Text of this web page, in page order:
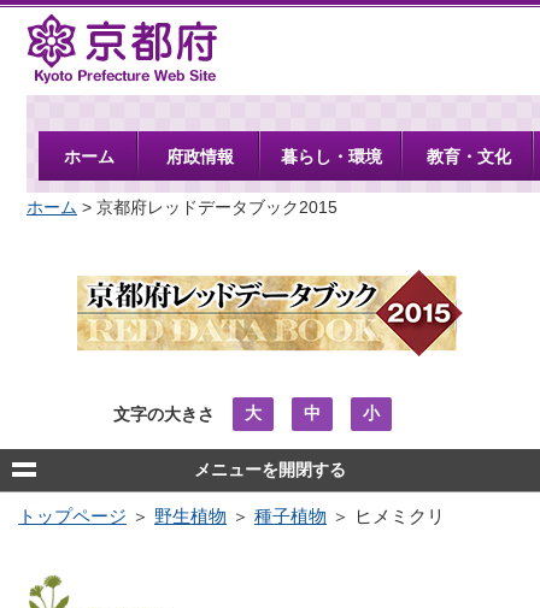
京都府
ホーム 府政情報 暮らし・環境 教育・文化
ホーム > 京都府レッドデータブック2015
文字の大きさ 大 中 小
メニューを開閉する
トップページ ＞ 野生植物 ＞ 種子植物 ＞ ヒメミクリ